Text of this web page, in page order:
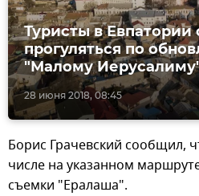
28 июня 2018, 08:45
Туристы в Евпатории
прогуляться по
"Малому
Борис Грачевский сообщил,
числе на указанном
съемки "Ералаша".